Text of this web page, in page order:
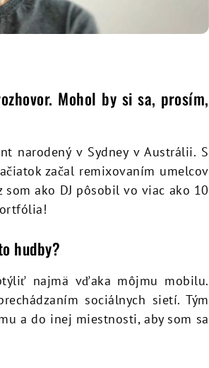
Mohol by si sa, prosím,
narodený v Sydney v Austrálii. S
začal remixovaním umelcov
som ako DJ pôsobil vo viac ako 10
hudby?
najmä vďaka môjmu mobilu.
sociálnych sietí. Tým
a do inej miestnosti, aby som sa